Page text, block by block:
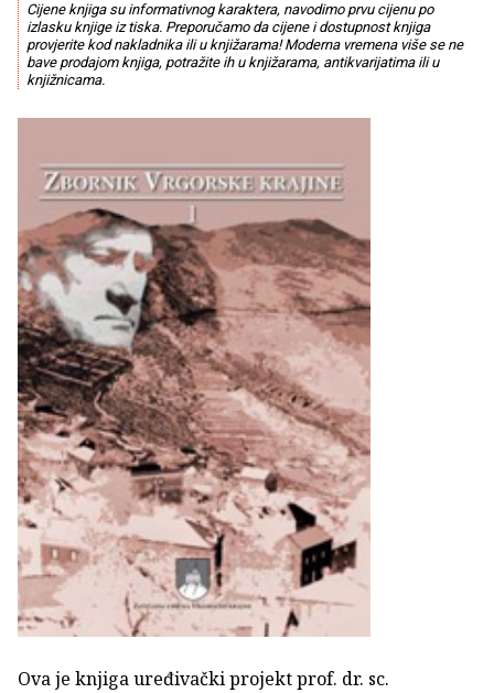
Cijene knjiga su informativnog karaktera, navodimo prvu cijenu po
izlasku knjige iz tiska. Preporučamo da cijene i dostupnost knjiga
provjerite kod nakladnika ili u knjižarama! Moderna vremena više se ne
bave prodajom knjiga, potražite ih u knjižarama, antikvarijatima ili u
knjižnicama.
Ova je knjiga uređivački projekt prof. dr. sc.